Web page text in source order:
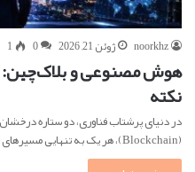
noorkhz ژوئن 21, 2026 0
1
نکته
(Blockchain)، هر یک به تنهایی مسیرهای نوینی را…